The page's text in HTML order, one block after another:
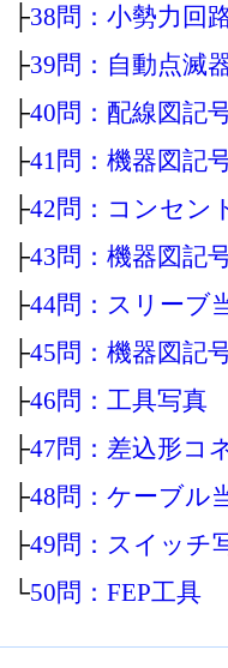
├38問：小勢力回
├39問：自動点滅
├40問：配線図記
├41問：機器図記
├42問：コンセン
├43問：機器図記
├44問：スリーブ
├45問：機器図記
├46問：工具写真
├47問：差込形コ
├48問：ケーブル
├49問：スイッチ
└50問：FEP工具